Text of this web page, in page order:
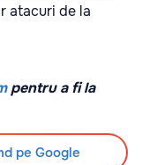
atacuri de la
pentru a fi la
pe Google